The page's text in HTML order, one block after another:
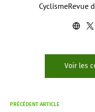
CyclismeRevue
Voir les
PRÉCÉDENT ARTICLE